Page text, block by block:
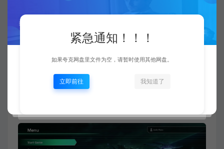
操作系统 *: Windows 7 64bit or later
处理器: Quad core AMD or Intel processor @ 2.8
GHz or faster
内存: 8 GB RAM
显卡: GTX 1060, AMD RX 580 or newer
紧急通知！！！
如果夸克网盘里文件为空，请暂时使用其他网盘。
立即前往 我知道了